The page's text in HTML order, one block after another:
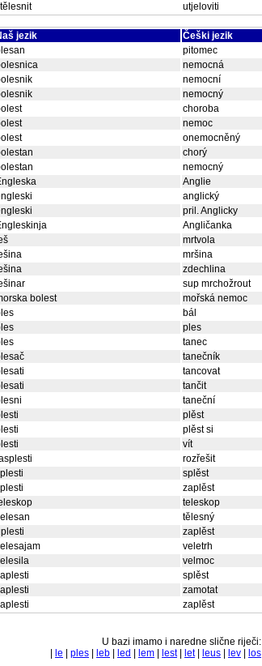
utjeloviti
jezik
Češki jezik
pitomec
nemocná
nemocní
nemocný
choroba
nemoc
onemocněný
chorý
nemocný
Anglie
anglický
pril. Anglicky
Angličanka
mrtvola
mršina
zdechlina
sup mrchožrout
bolest
mořská nemoc
bál
ples
tanec
tanečník
tancovat
tančit
taneční
plěst
plěst si
vít
rozřešit
splěst
zaplěst
teleskop
tělesný
zaplěst
veletrh
velmoc
splěst
zamotat
zaplěst
U bazi imamo i naredne slične riječi:
le ples leb led lem lest| let| leus lev los